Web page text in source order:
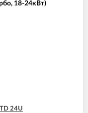
18-24кВт)
24U